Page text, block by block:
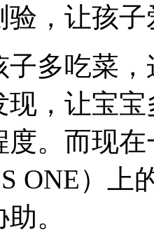
验，让孩
吃菜，
现，让宝
度。而现
ONE）上
。